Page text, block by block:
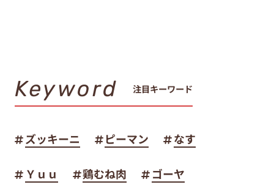
Keyword 注目キーワード
ズッキーニ ピーマン なす
Ｙｕｕ 鶏むね肉 ゴーヤ